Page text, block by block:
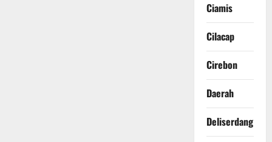
Ciamis
Cilacap
Cirebon
Daerah
Deliserdang